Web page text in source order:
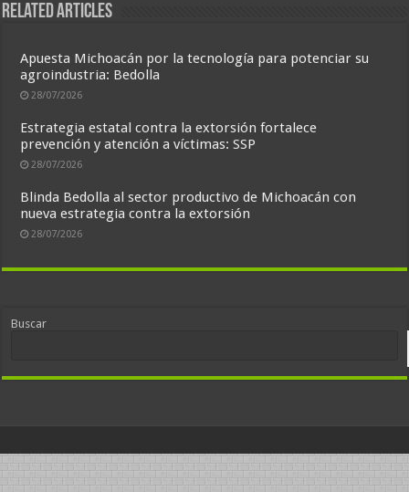
Related Articles
Apuesta Michoacán por la tecnología para potenciar su
agroindustria: Bedolla
28/07/2026
Estrategia estatal contra la extorsión fortalece
prevención y atención a víctimas: SSP
28/07/2026
Blinda Bedolla al sector productivo de Michoacán con
nueva estrategia contra la extorsión
28/07/2026
Buscar